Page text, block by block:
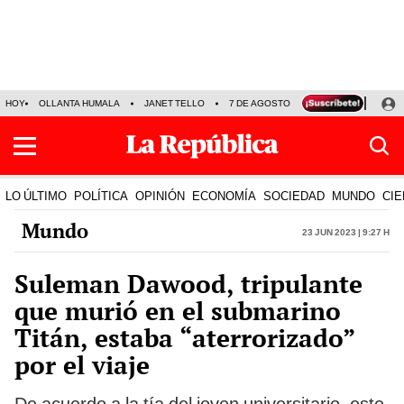
HOY OLLANTA HUMALA JANET TELLO 7 DE AGOSTO TINKA RESULTADOS
LO ÚLTIMO POLÍTICA OPINIÓN ECONOMÍA SOCIEDAD MUNDO
Mundo 23 Jun 2023 | 9:27 h
Suleman Dawood, tripulante
que murió en el submarino
Titán, estaba “aterrorizado”
por el viaje